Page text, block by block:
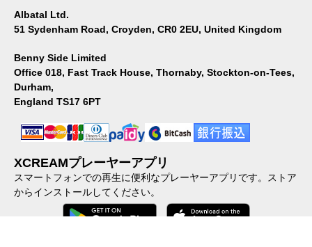
Albatal Ltd.
51 Sydenham Road, Croyden, CR0 2EU, United Kingdom
Benny Side Limited
Office 018, Fast Track House, Thornaby, Stockton-on-Tees,
Durham,
England TS17 6PT
XCREAMプレーヤーアプリ
スマートフォンでの再生に便利なプレーヤーアプリです。ストア
からインストールしてください。